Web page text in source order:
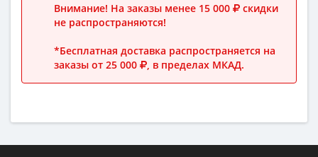
Внимание! На заказы менее 15 000
скидки
не распространяются!
*Бесплатная доставка распространяется на
заказы от 25 000
, в пределах МКАД.